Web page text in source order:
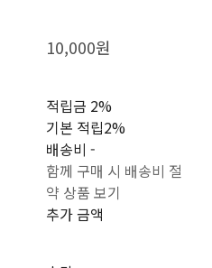
10,000원
적립금 2%
기본 적립2%
배송비-
함께 구매 시 배송비 절
약 상품 보기
추가 금액